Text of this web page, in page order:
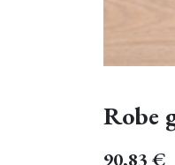
Robe
90,83 €